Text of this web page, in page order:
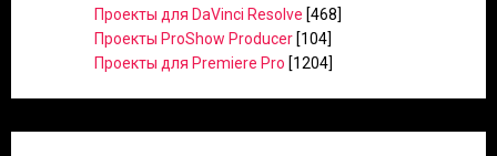
Проекты для DaVinci Resolve [468]
Проекты ProShow Producer [104]
Проекты для Premiere Pro [1204]